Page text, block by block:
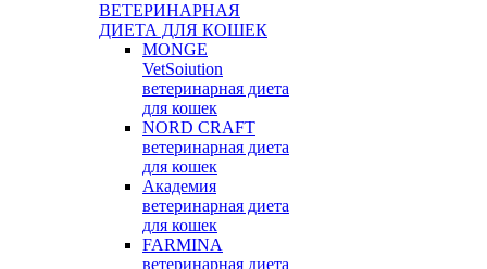
ВЕТЕРИНАРНАЯ
ДИЕТА ДЛЯ КОШЕК
MONGE
VetSoiution
ветеринарная диета
для кошек
NORD CRAFT
ветеринарная диета
для кошек
Академия
ветеринарная диета
для кошек
FARMINA
ветеринарная диета